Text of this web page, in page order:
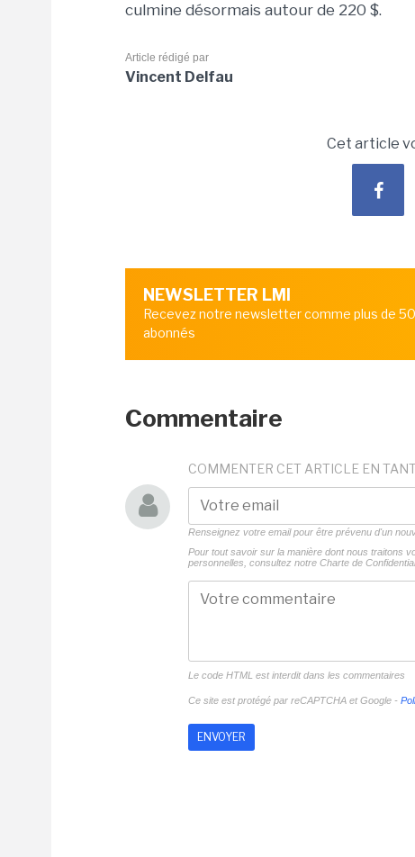
culmine désormais autour de 220 $.
Article rédigé par
Vincent Delfau
Cet article
NEWSLETTER LMI
Recevez notre newsletter comme plus de
abonnés
Commentaire
COMMENTER CET ARTICLE EN
Renseignez votre email pour être prévenu d'un
Pour tout savoir sur la manière dont nous traitons
personnelles, consultez notre Charte de
Le code HTML est interdit dans les commentaires
Ce site est protégé par reCAPTCHA et Google -